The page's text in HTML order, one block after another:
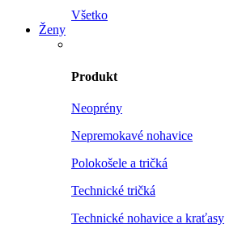
Všetko
Ženy
Produkt
Neoprény
Nepremokavé nohavice
Polokošele a tričká
Technické tričká
Technické nohavice a kraťasy